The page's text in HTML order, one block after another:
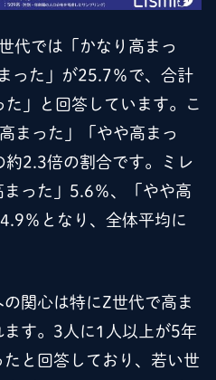
代では「かなり高まっ
った」が25.7％で、合計
」と回答しています。こ
まった」「やや高まっ
2.3倍の割合です。ミレ
った」5.6％、「やや高
％となり、全体平均に
関心は特にZ世代で高ま
す。3人に1人以上が5年
と回答しており、若い世